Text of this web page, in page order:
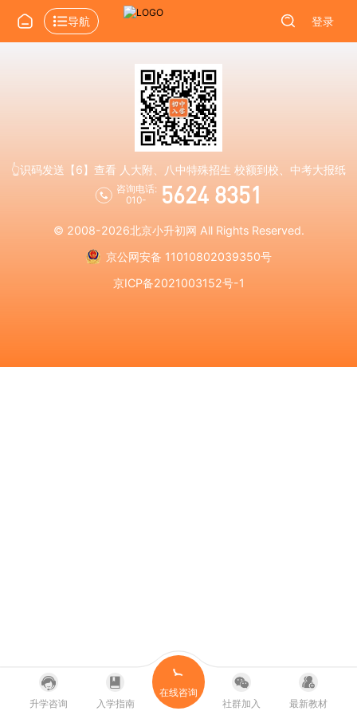
导航 登录
👆识码发送【6】查看 人大附、八中特殊招生 校额到校、中考大报纸
咨询电话:
010-
5624 8351
© 2008-2026北京小升初网 All Rights Reserved.
京公网安备 11010802039350号
京ICP备2021003152号-1
升学咨询 入学指南
在线咨询
社群加入
最新教材